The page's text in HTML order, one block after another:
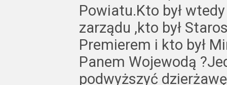
Powiatu.Kto był
zarządu ,kto był
Premierem i kto był
Panem Wojewodą
podwyższyć